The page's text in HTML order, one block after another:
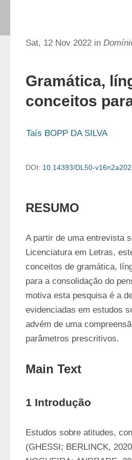
Sat, 12 Nov 2022 in
Gramática,
conceitos
Taís BOPP DA SILVA
DOI: 10.14393/DL50-
RESUMO
A partir de uma entrevista
Licenciatura em Letras,
conceitos de gramática,
para a consolidação do
motiva esta pesquisa é a
evidenciadas em estudos
advém de uma
parâmetros prescritivos.
Main Text
1 Introdução
Estudos sobre atitudes,
(GHESSI; BERLINCK,